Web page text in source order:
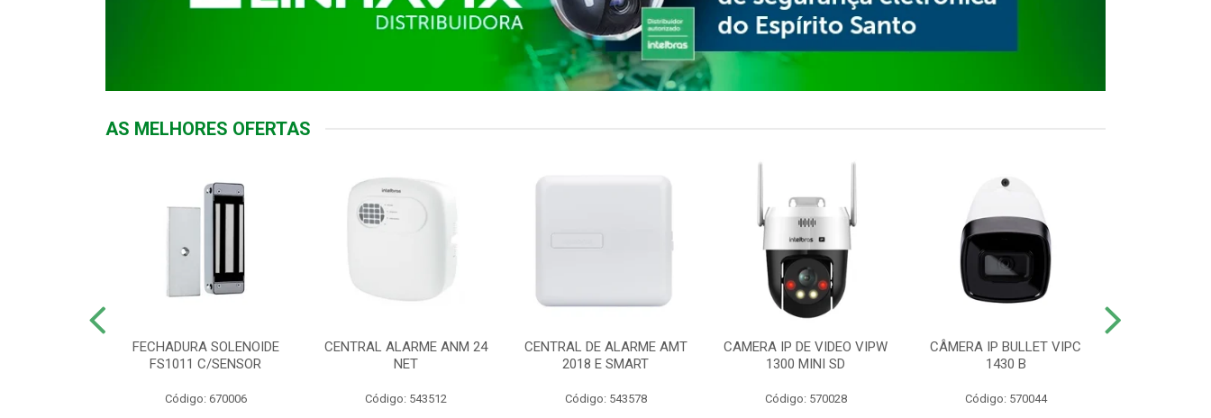
AS MELHORES OFERTAS
FECHADURA SOLENOIDE
FS1011 C/SENSOR
Código: 670006
CENTRAL ALARME ANM 24
NET
Código: 543512
CENTRAL DE ALARME AMT
2018 E SMART
Código: 543578
CAMERA IP DE VIDEO VIPW
1300 MINI SD
Código: 570028
CÂMERA IP BULLET VIPC
1430 B
Código: 570044